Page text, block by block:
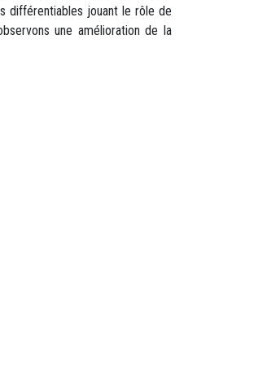
différentiables jouant le rôle de
une amélioration de la